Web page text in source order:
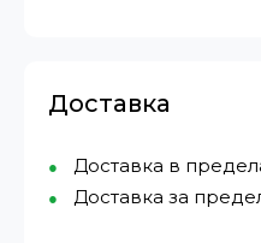
Доставка
Доставка в
Доставка за